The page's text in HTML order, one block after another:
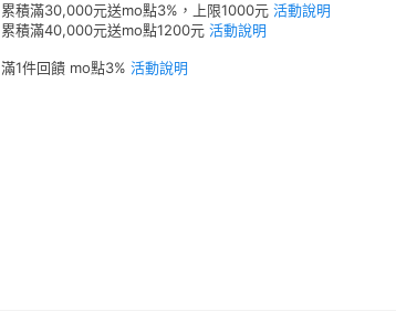
累積滿30,000元送mo點3%，上限1000元 活動說明
累積滿40,000元送mo點1200元 活動說明
滿1件回饋 mo點3% 活動說明